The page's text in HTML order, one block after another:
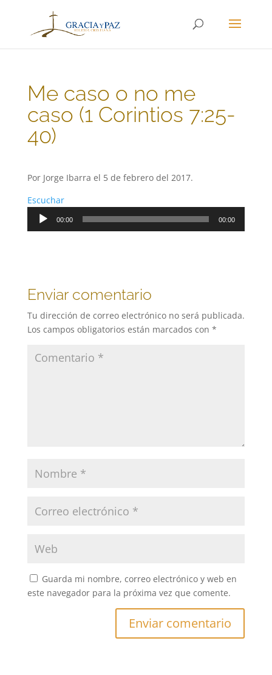
Me caso o no me
caso (1 Corintios 7:25-
40)
Por Jorge Ibarra el 5 de febrero del 2017.
Escuchar
Reproductor
00:00 00:00
Enviar comentario
Tu dirección de correo electrónico no será publicada.
Los campos obligatorios están marcados con *
Guarda mi nombre, correo electrónico y web en
este navegador para la próxima vez que comente.